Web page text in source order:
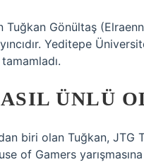
Tuğkan Gönültaş
Yeditepe
ÜNLÜ
biri olan Tuğkan, JTG
of Gamers